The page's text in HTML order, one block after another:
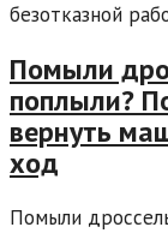
безотказной
Помыли
поплыли?
вернуть
ход
Помыли